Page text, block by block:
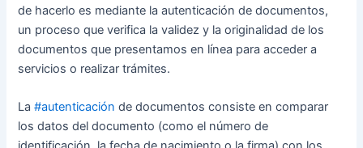
de hacerlo es mediante la autenticación de documentos,
un proceso que verifica la validez y la originalidad de los
documentos que presentamos en línea para acceder a
servicios o realizar trámites.
La#autenticación de documentos consiste en comparar
los datos del documento (como el número de